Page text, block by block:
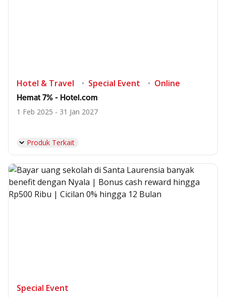
Hotel & Travel Special Event Online
Hemat 7% - Hotel.com
1 Feb 2025 - 31 Jan 2027
Produk Terkait
Special Event